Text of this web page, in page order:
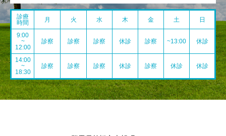
診療
時間
月 火 水 木 金 土 日
9:00
~
12:00
診察 診察 診察 休診 診察 ~13:00 休診
14:00
~
18:30
診察 診察 診察 休診 診察 休診 休診